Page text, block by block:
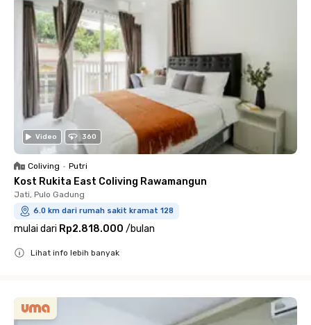
Video 360
Coliving • Putri
Kost Rukita East Coliving Rawamangun
Jati, Pulo Gadung
6.0 km dari rumah sakit kramat 128
mulai dari Rp2.818.000 /bulan
Lihat info lebih banyak